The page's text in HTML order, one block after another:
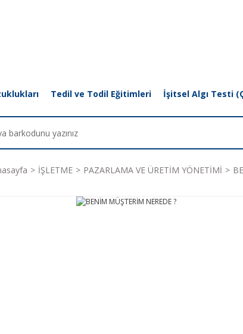
Tedil ve Todil Eğitimleri İşitsel Algı Testi
İŞLETME PAZARLAMA VE ÜRETİM YÖNETİMİ